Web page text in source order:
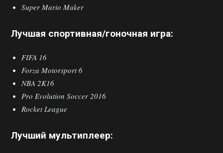
Super Mario Maker
Лучшая спортивная/гоночная игра:
FIFA 16
Forza Motorsport 6
NBA 2K16
Pro Evolution Soccer 2016
Rocket League
Лучший мультиплеер: